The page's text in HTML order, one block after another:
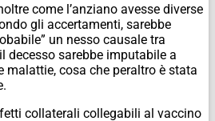
come l’anziano avesse diverse
gli accertamenti, sarebbe
un nesso causale tra
decesso sarebbe imputabile a
malattie, cosa che peraltro è stata
collaterali collegabili al vaccino